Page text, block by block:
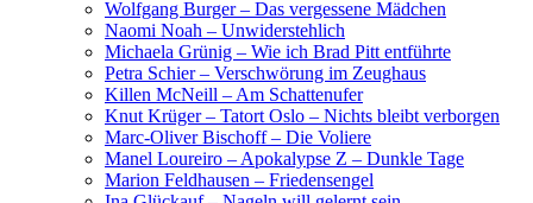
Wolfgang Burger – Das vergessene Mädchen
Naomi Noah – Unwiderstehlich
Michaela Grünig – Wie ich Brad Pitt entführte
Petra Schier – Verschwörung im Zeughaus
Killen McNeill – Am Schattenufer
Knut Krüger – Tatort Oslo – Nichts bleibt verborgen
Marc-Oliver Bischoff – Die Voliere
Manel Loureiro – Apokalypse Z – Dunkle Tage
Marion Feldhausen – Friedensengel